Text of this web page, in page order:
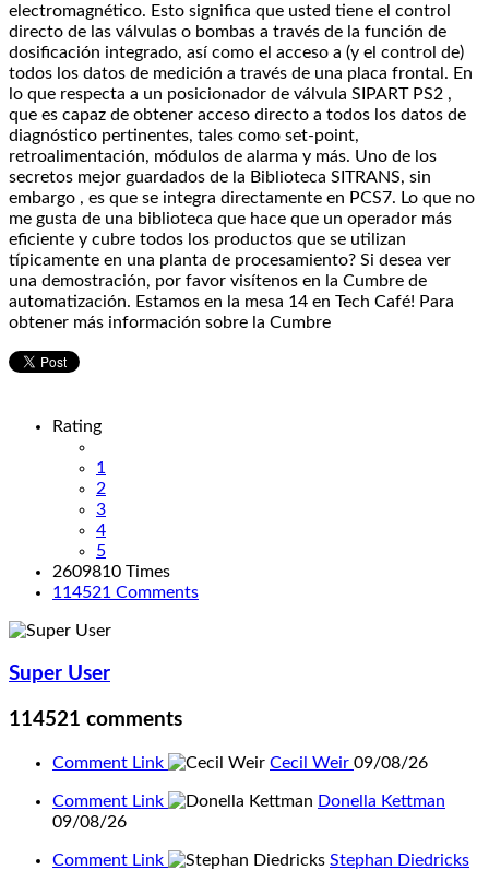
electromagnético. Esto significa que usted tiene el control
directo de las válvulas o bombas a través de la función de
dosificación integrado, así como el acceso a (y el control de)
todos los datos de medición a través de una placa frontal. En
lo que respecta a un posicionador de válvula SIPART PS2 ,
que es capaz de obtener acceso directo a todos los datos de
diagnóstico pertinentes, tales como set-point,
retroalimentación, módulos de alarma y más. Uno de los
secretos mejor guardados de la Biblioteca SITRANS, sin
embargo , es que se integra directamente en PCS7. Lo que no
me gusta de una biblioteca que hace que un operador más
eficiente y cubre todos los productos que se utilizan
típicamente en una planta de procesamiento? Si desea ver
una demostración, por favor visítenos en la Cumbre de
automatización. Estamos en la mesa 14 en Tech Café! Para
obtener más información sobre la Cumbre
Rating
1
2
3
4
5
2609810 Times
114521 Comments
Super User
114521 comments
Comment Link Cecil Weir 09/08/26
Comment Link
Donella Kettman
09/08/26
Comment Link
Stephan Diedricks